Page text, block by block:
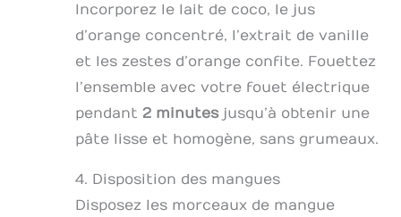
Incorporez le lait de coco, le jus
d’orange concentré, l’extrait de vanille
et les zestes d’orange confite. Fouettez
l’ensemble avec votre fouet électrique
pendant 2 minutesjusqu’à obtenir une
pâte lisse et homogène, sans grumeaux.
4. Disposition des mangues
Disposez les morceaux de mangue